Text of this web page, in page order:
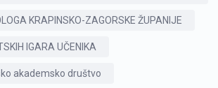
KRAPINSKO-ZAGORSKE ŽUPANIJE
IGARA UČENIKA
akademsko društvo